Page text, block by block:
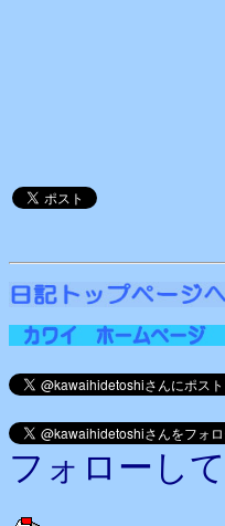
フォローし